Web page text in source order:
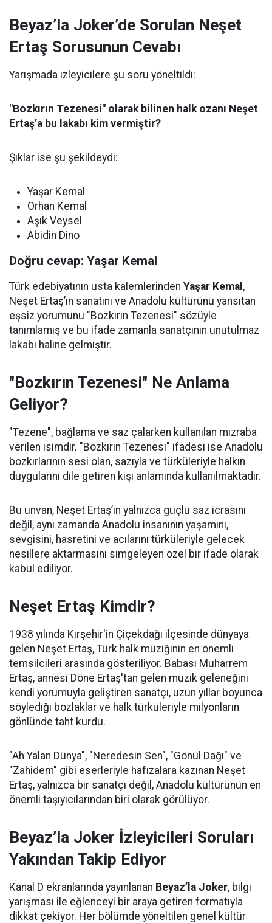
Beyaz’la Joker’de Sorulan Neşet
Ertaş Sorusunun Cevabı
Yarışmada izleyicilere şu soru yöneltildi:
"Bozkırın Tezenesi" olarak bilinen halk ozanı Neşet
Ertaş’a bu lakabı kim vermiştir?
Şıklar ise şu şekildeydi:
Yaşar Kemal
Orhan Kemal
Aşık Veysel
Abidin Dino
Doğru cevap: Yaşar Kemal
Türk edebiyatının usta kalemlerinden Yaşar Kemal ,
Neşet Ertaş’ın sanatını ve Anadolu kültürünü yansıtan
eşsiz yorumunu "Bozkırın Tezenesi" sözüyle
tanımlamış ve bu ifade zamanla sanatçının unutulmaz
lakabı haline gelmiştir.
"Bozkırın Tezenesi" Ne Anlama
Geliyor?
"Tezene", bağlama ve saz çalarken kullanılan mızraba
verilen isimdir. "Bozkırın Tezenesi" ifadesi ise Anadolu
bozkırlarının sesi olan, sazıyla ve türküleriyle halkın
duygularını dile getiren kişi anlamında kullanılmaktadır.
Bu unvan, Neşet Ertaş’ın yalnızca güçlü saz icrasını
değil, aynı zamanda Anadolu insanının yaşamını,
sevgisini, hasretini ve acılarını türküleriyle gelecek
nesillere aktarmasını simgeleyen özel bir ifade olarak
kabul ediliyor.
Neşet Ertaş Kimdir?
1938 yılında Kırşehir'in Çiçekdağı ilçesinde dünyaya
gelen Neşet Ertaş, Türk halk müziğinin en önemli
temsilcileri arasında gösteriliyor. Babası Muharrem
Ertaş, annesi Döne Ertaş'tan gelen müzik geleneğini
kendi yorumuyla geliştiren sanatçı, uzun yıllar boyunca
söylediği bozlaklar ve halk türküleriyle milyonların
gönlünde taht kurdu.
"Ah Yalan Dünya", "Neredesin Sen", "Gönül Dağı" ve
"Zahidem" gibi eserleriyle hafızalara kazınan Neşet
Ertaş, yalnızca bir sanatçı değil, Anadolu kültürünün en
önemli taşıyıcılarından biri olarak görülüyor.
Beyaz’la Joker İzleyicileri Soruları
Yakından Takip Ediyor
Kanal D ekranlarında yayınlanan Beyaz’la Joker, bilgi
yarışması ile eğlenceyi bir araya getiren formatıyla
dikkat çekiyor. Her bölümde yöneltilen genel kültür